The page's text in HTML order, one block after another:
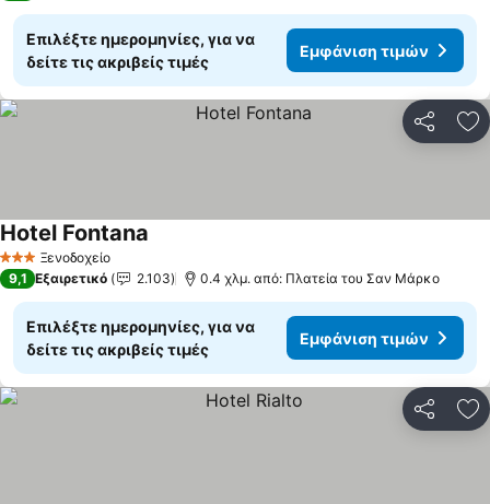
Επιλέξτε ημερομηνίες, για να
δείτε τις ακριβείς τιμές
Εμφάνιση τιμών
3 ΑστέριαΞενοδοχείο
Hotel Fontana
9,1 Εξαιρετικό 2.103 0.4 χλμ. από: Πλατεία του Σαν Μάρκο
Επιλέξτε ημερομηνίες, για να
δείτε τις ακριβείς τιμές
Εμφάνιση τιμών